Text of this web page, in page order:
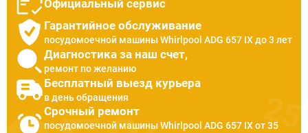
Официальный сервис
Гарантийное обслуживание
посудомоечной машины Whirlpool ADG 657 IX до 3 лет
Диагностика за наш счет,
ремонт по желанию
Бесплатный выезд курьера
в день обращения
Срочный ремонт
посудомоечной машины Whirlpool ADG 657 IX от 35